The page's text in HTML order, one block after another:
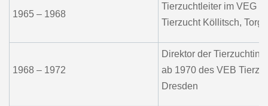
1965 – 1968
Tierzuchtleiter im VEG
Tierzucht Köllitsch,
1968 – 1972
Direktor der
ab 1970 des VEB
Dresden